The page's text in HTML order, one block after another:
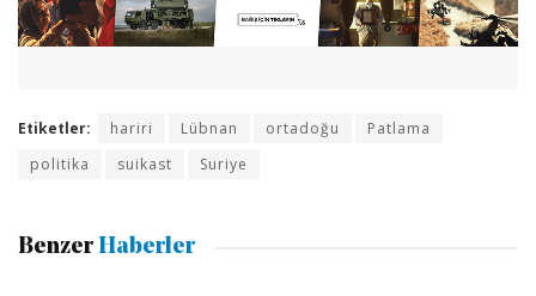
Etiketler: hariri Lübnan ortadoğu
Patlama
politika
suikast Suriye
Benzer Haberler